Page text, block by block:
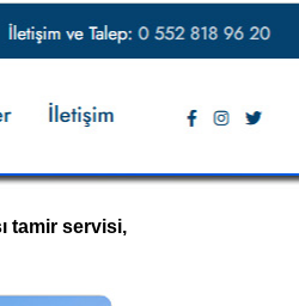
tamir servisi,